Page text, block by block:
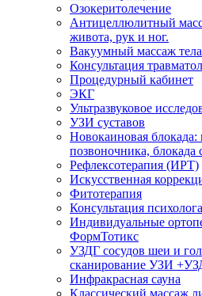
Озокеритолечение
Антицеллюлитный
живота, рук и ног.
Вакуумный массаж тела
Консультация
Процедурный кабинет
ЭКГ
Ультразвуковое
УЗИ суставов
Новокаиновая блокада:
позвоночника, блокада
Рефлексотерапия (ИРТ)
Искусственная
Фитотерапия
Консультация
Индивидуальные
ФормТотикс
УЗДГ сосудов шеи и
сканирование УЗИ
Инфракрасная сауна
Классический массаж